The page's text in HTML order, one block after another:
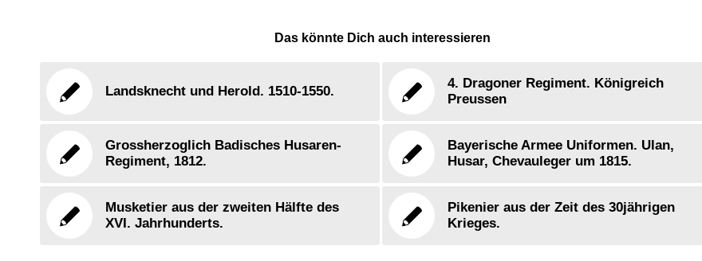
Das könnte Dich auch interessieren
Landsknecht und Herold. 1510-1550.
4. Dragoner Regiment. Königreich
Preussen
Grossherzoglich Badisches Husaren-
Regiment, 1812.
Bayerische Armee Uniformen. Ulan,
Husar, Chevauleger um 1815.
Musketier aus der zweiten Hälfte des
XVI. Jahrhunderts.
Pikenier aus der Zeit des 30jährigen
Krieges.